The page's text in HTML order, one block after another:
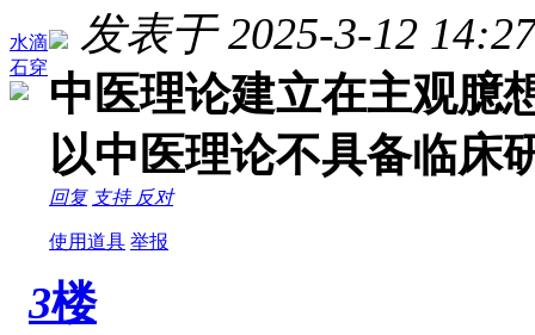
水滴
石穿
发表于 2025-3-12
中医理论建立在主观臆
以中医理论不具备临床
回复 支持 反对
使用道具 举报
3楼